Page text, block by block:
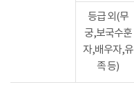
등급 외(무
궁,보국수훈
자,배우자,유
족 등)